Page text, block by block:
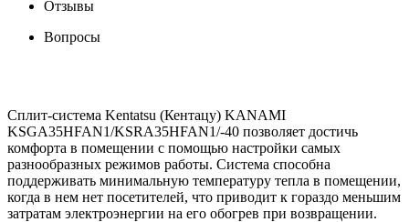
Отзывы
Вопросы
Сплит-система Kentatsu (Кентацу) KANAMI
KSGA35HFAN1/KSRA35HFAN1/-40 позволяет достичь
комфорта в помещении с помощью настройки самых
разнообразных режимов работы. Система способна
поддерживать минимальную температуру тепла в помещении,
когда в нем нет посетителей, что приводит к гораздо меньшим
затратам электроэнергии на его обогрев при возвращении.